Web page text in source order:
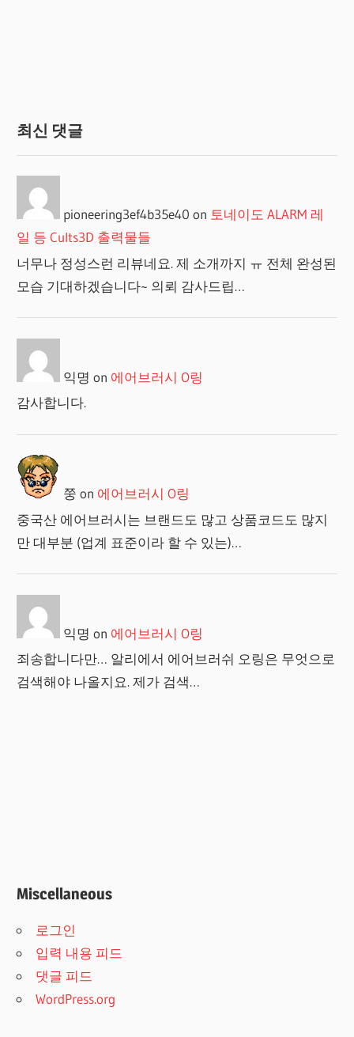
최신 댓글
pioneering3ef4b35e40 on 토네이도 ALARM 레
일 등 Cults3D 출력물들
너무나 정성스런 리뷰네요. 제 소개까지 ㅠ 전체 완성된
모습 기대하겠습니다~ 의뢰 감사드립…
익명 on 에어브러시 O링
감사합니다.
쭝 on 에어브러시 O링
중국산 에어브러시는 브랜드도 많고 상품코드도 많지
만 대부분 (업계 표준이라 할 수 있는)…
익명 on 에어브러시 O링
죄송합니다만… 알리에서 에어브러쉬 오링은 무엇으로
검색해야 나올지요. 제가 검색…
Miscellaneous
로그인
입력 내용 피드
댓글 피드
WordPress.org